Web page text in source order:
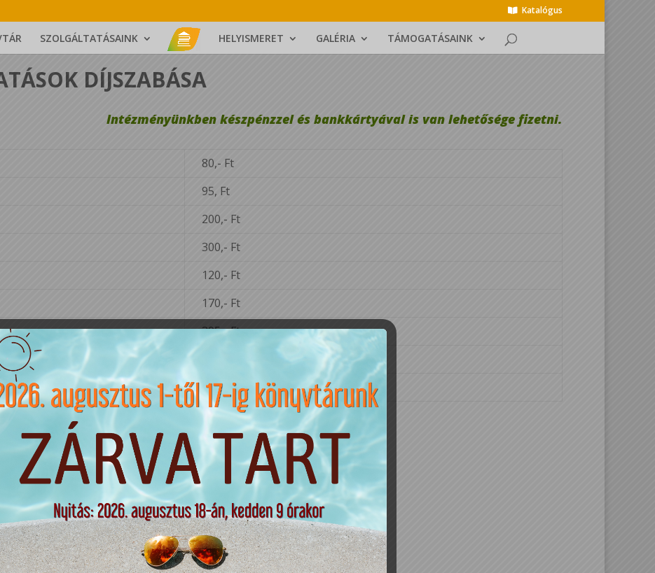
Katalógus
SZOLGÁLTATÁSAINK HELYISMERET GALÉRIA TÁMOGATÁSAINK
DÍJSZABÁSA
Intézményünkben készpénzzel és bankkártyával is van lehetősége fizetni.
80,- Ft
95, Ft
200,- Ft
300,- Ft
120,- Ft
170,- Ft
395,- Ft
550,-Ft
Internet
Ft250